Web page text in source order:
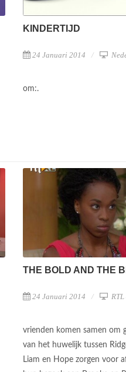
KINDERTIJD
24 Januari 2014
om:.
THE BOLD AND THE
24 Januari 2014 RTL
vrienden komen samen om
van het huwelijk tussen
Liam en Hope zorgen voor